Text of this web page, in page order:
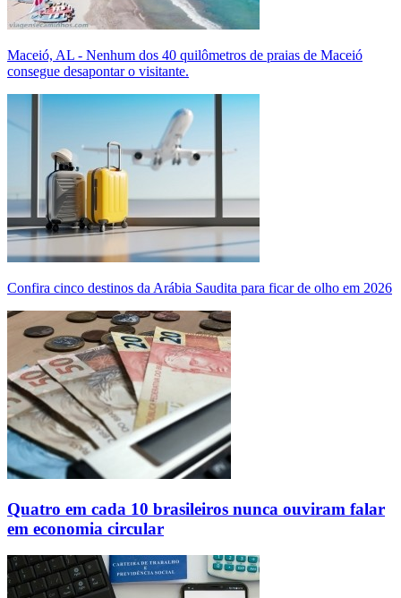
Maceió, AL - Nenhum dos 40 quilômetros de praias de Maceió
consegue desapontar o visitante.
Confira cinco destinos da Arábia Saudita para ficar de olho em 2026
Quatro em cada 10 brasileiros nunca ouviram falar
em economia circular